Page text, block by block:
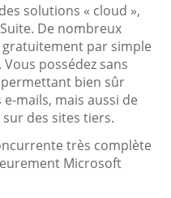
solutions « cloud »,
De nombreux
par simple
possédez sans
bien sûr
mails, mais aussi de
des sites tiers.
très complète
Microsoft